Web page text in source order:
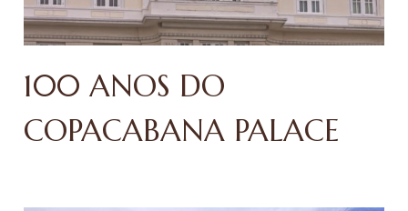
100 ANOS DO
COPACABANA PALACE